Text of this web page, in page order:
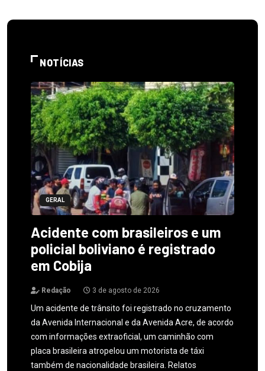
NOTÍCIAS
GERAL
Acidente com brasileiros e um
policial boliviano é registrado
em Cobija
Redação 3 de agosto de 2026
Um acidente de trânsito foi registrado no cruzamento
da Avenida Internacional e da Avenida Acre, de acordo
com informações extraoficial, um caminhão com
placa brasileira atropelou um motorista de táxi
também de nacionalidade brasileira. Relatos